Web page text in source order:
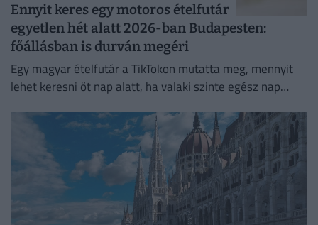
Ennyit keres egy motoros ételfutár
egyetlen hét alatt 2026-ban Budapesten:
főállásban is durván megéri
Egy magyar ételfutár a TikTokon mutatta meg, mennyit
lehet keresni öt nap alatt, ha valaki szinte egész nap